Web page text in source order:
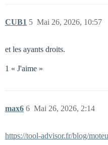
CUB1 Mai 26, 2026, 10:57
5
et les ayants droits.
1 « J'aime »
max6 Mai 26, 2026, 2:14
6
https://tool-advisor.fr/blog/